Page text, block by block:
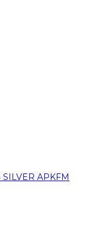
APKFM